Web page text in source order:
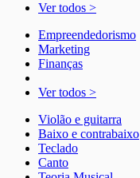
Ver todos >
Empreendedorismo
Marketing
Finanças
Ver todos >
Violão e guitarra
Baixo e contrabaixo
Teclado
Canto